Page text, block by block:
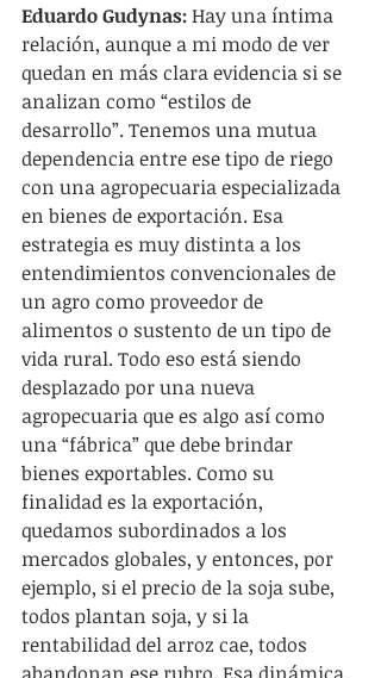
Eduardo Gudynas: Hay una íntima
relación, aunque a mi modo de ver
quedan en más clara evidencia si se
analizan como “estilos de
desarrollo”. Tenemos una mutua
dependencia entre ese tipo de riego
con una agropecuaria especializada
en bienes de exportación. Esa
estrategia es muy distinta a los
entendimientos convencionales de
un agro como proveedor de
alimentos o sustento de un tipo de
vida rural. Todo eso está siendo
desplazado por una nueva
agropecuaria que es algo así como
una “fábrica” que debe brindar
bienes exportables. Como su
finalidad es la exportación,
quedamos subordinados a los
mercados globales, y entonces, por
ejemplo, si el precio de la soja sube,
todos plantan soja, y si la
rentabilidad del arroz cae, todos